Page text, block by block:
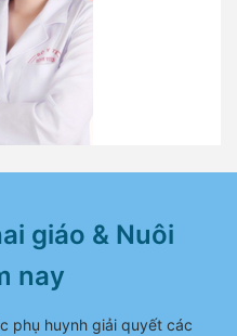
giáo & Nuôi
nay
phụ huynh giải quyết các